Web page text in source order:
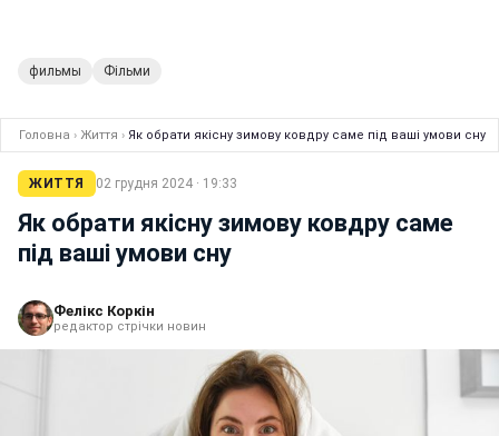
фильмы Фільми
Головна › Життя › Як обрати якісну зимову ковдру саме під ваші умови сну
ЖИТТЯ 02 грудня 2024 · 19:33
Як обрати якісну зимову ковдру саме
під ваші умови сну
Фелікс Коркін
редактор стрічки новин